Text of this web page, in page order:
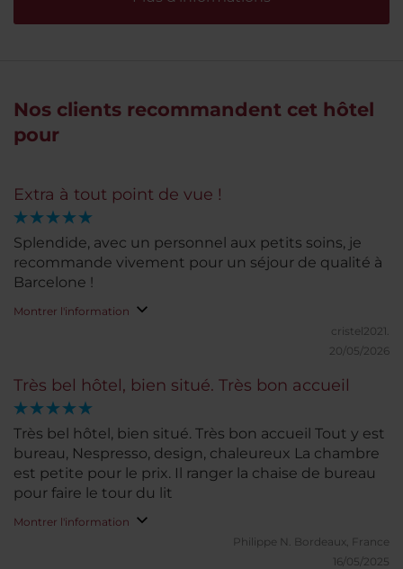
Nos clients recommandent cet hôtel
pour
Extra à tout point de vue !
Splendide, avec un personnel aux petits soins, je
recommande vivement pour un séjour de qualité à
Barcelone !
Montrer l'information
cristel2021.
20/05/2026
Très bel hôtel, bien situé. Très bon accueil
Très bel hôtel, bien situé. Très bon accueil Tout y est
bureau, Nespresso, design, chaleureux La chambre
est petite pour le prix. Il ranger la chaise de bureau
pour faire le tour du lit
Montrer l'information
Philippe N.
Bordeaux, France
16/05/2025